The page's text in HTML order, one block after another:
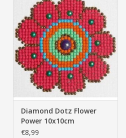
10x10cm
TOEVOEGEN AAN WINKELWAGEN
Diamond Dotz Flower
Power 10x10cm
€8,99